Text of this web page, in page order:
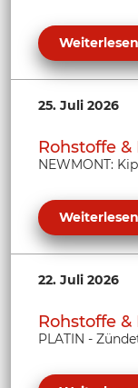
25. Juli 2026
Rohstoffe
NEWMONT:
22. Juli 2026
Rohstoffe
PLATIN -